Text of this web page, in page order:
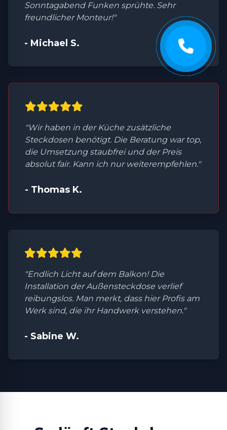
Sonntagabend Funken sprühte. Sehr
freundlicher Monteur!"
- Michael S.
"Wir haben in der Küche zusätzliche
Steckdosen benötigt. Die Beratung war top,
die Umsetzung staubfrei und der Preis
absolut fair. Kann ich nur weiterempfehlen."
- Thomas K.
"Endlich Licht auf dem Balkon! Die
Installation der Außensteckdose verlief
reibungslos. Man merkt, dass hier Profis am
Werk sind, die ihr Handwerk verstehen."
- Sabine W.